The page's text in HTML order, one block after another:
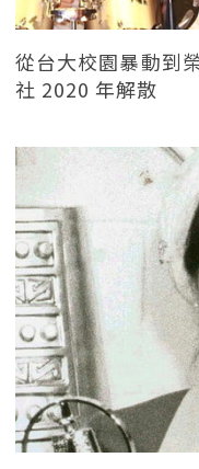
從台大校園暴動到
社 2020 年解散